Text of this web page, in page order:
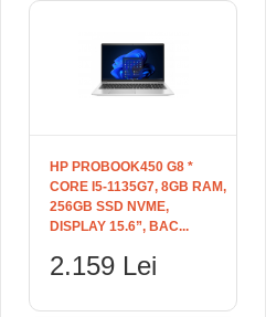
HP PROBOOK450 G8 *
CORE I5-1135G7, 8GB RAM,
256GB SSD NVME,
DISPLAY 15.6”, BAC...
2.159 Lei